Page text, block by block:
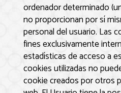
ordenador determinado
no proporcionan por sí
personal del usuario. Las
fines exclusivamente
estadísticas de acceso a
cookies utilizadas no
cookie creados por otros